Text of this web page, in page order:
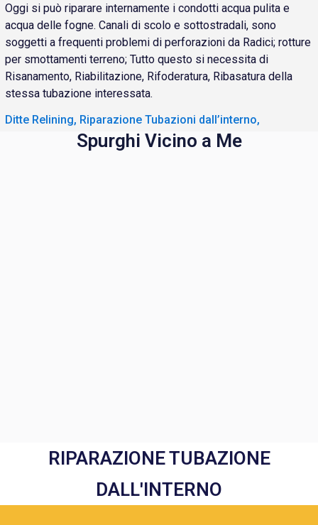
Oggi si può riparare internamente i condotti acqua pulita e
acqua delle fogne. Canali di scolo e sottostradali, sono
soggetti a frequenti problemi di perforazioni da Radici; rotture
per smottamenti terreno; Tutto questo si necessita di
Risanamento, Riabilitazione, Rifoderatura, Ribasatura della
stessa tubazione interessata.
Ditte Relining, Riparazione Tubazioni dall’interno,
Spurghi Vicino a Me
RIPARAZIONE TUBAZIONE
DALL'INTERNO